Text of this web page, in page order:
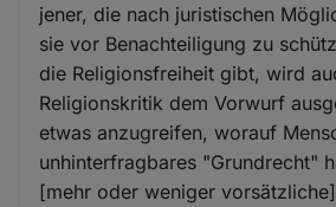
jener, die nach juristischen
sie vor Benachteiligung zu
die Religionsfreiheit gibt, wird
Religionskritik dem Vorwurf
etwas anzugreifen, worauf
unhinterfragbares "Grundrecht"
[mehr oder weniger